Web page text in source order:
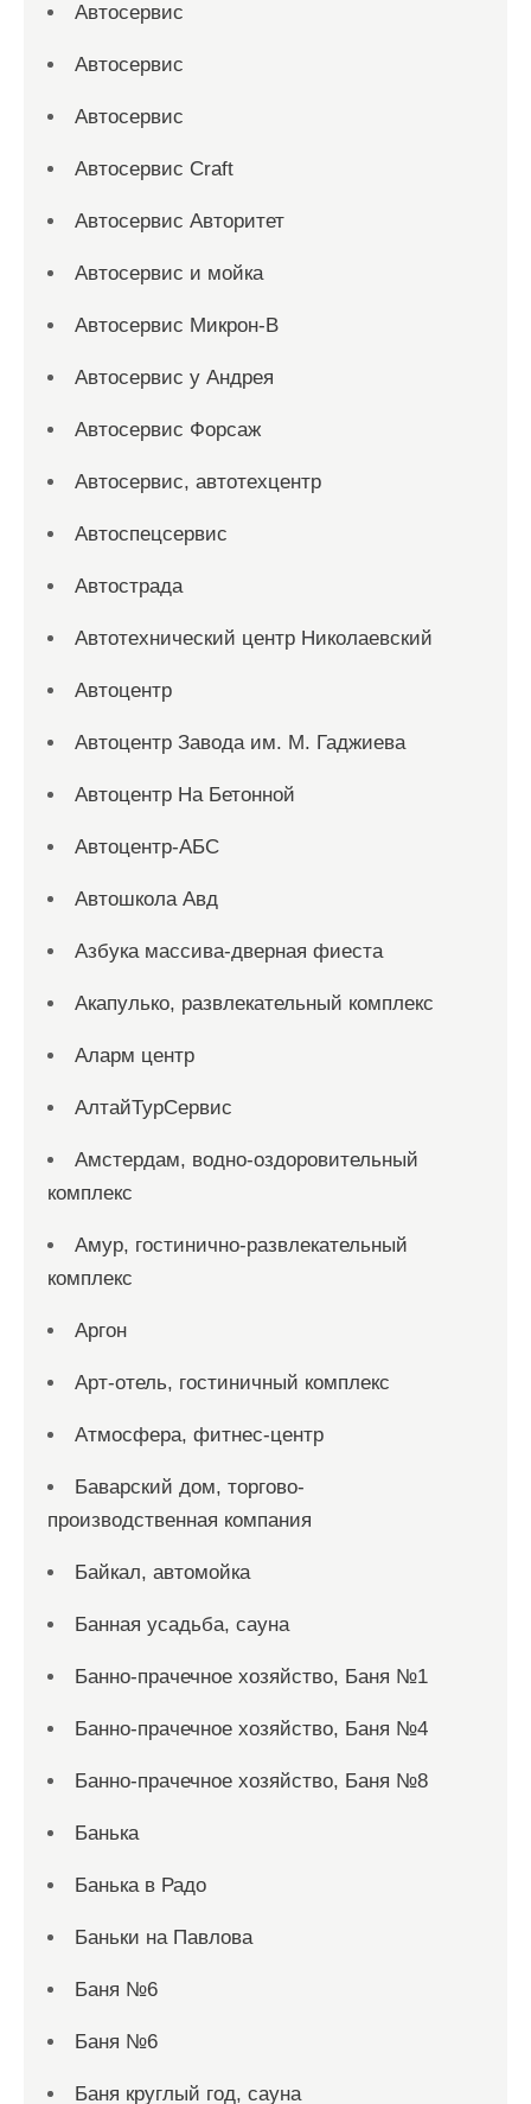
Автосервис
Автосервис
Автосервис
Автосервис Craft
Автосервис Авторитет
Автосервис и мойка
Автосервис Микрон-В
Автосервис у Андрея
Автосервис Форсаж
Автосервис, автотехцентр
Автоспецсервис
Автострада
Автотехнический центр Николаевский
Автоцентр
Автоцентр Завода им. М. Гаджиева
Автоцентр На Бетонной
Автоцентр-АБС
Автошкола Авд
Азбука массива-дверная фиеста
Акапулько, развлекательный комплекс
Аларм центр
АлтайТурСервис
Амстердам, водно-оздоровительный
комплекс
Амур, гостинично-развлекательный
комплекс
Аргон
Арт-отель, гостиничный комплекс
Атмосфера, фитнес-центр
Баварский дом, торгово-
производственная компания
Байкал, автомойка
Банная усадьба, сауна
Банно-прачечное хозяйство, Баня №1
Банно-прачечное хозяйство, Баня №4
Банно-прачечное хозяйство, Баня №8
Банька
Банька в Радо
Баньки на Павлова
Баня №6
Баня №6
Баня круглый год, сауна